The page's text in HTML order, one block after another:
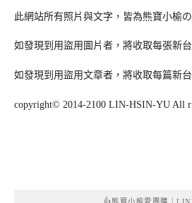
此網站所有照片與文字，皆為熊寶小榆
如發現到用盜用圖片者，將收取每張新
如發現到用盜用文章者，將收取每篇新
copyright© 2014-2100 LIN-HSIN-YU All